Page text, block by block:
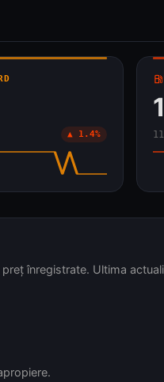
▲ 1.4%
local_gas_station
înregistrate. Ultima